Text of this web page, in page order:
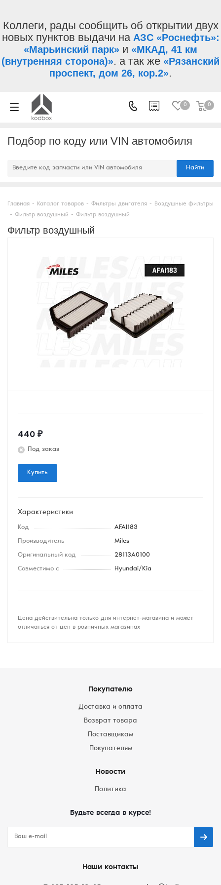
Коллеги, рады сообщить об открытии двух
новых пунктов выдачи на АЗС «Роснефть»:
«Марьинский парк» и «МКАД, 41 км
(внутренняя сторона)». а так же «Рязанский
проспект, дом 26, кор.2».
0 0
Подбор по коду или VIN автомобиля
Найти
Главная - Каталог товаров - Фильтры двигателя -
Воздушные фильтры
- Фильтр воздушный - Фильтр воздушный
Фильтр воздушный
440 ₽
Под заказ
Купить
Характеристики
Код AFAI183
Производитель Miles
Оригинальный код 28113A0100
Совместимо с Hyundai/Kia
Цена действительна только для интернет-магазина и может
отличаться от цен в розничных магазинах
Покупателю
Доставка и оплата
Возврат товара
Поставщикам
Покупателям
Новости
Политика
Будьте всегда в курсе!
Наши контакты